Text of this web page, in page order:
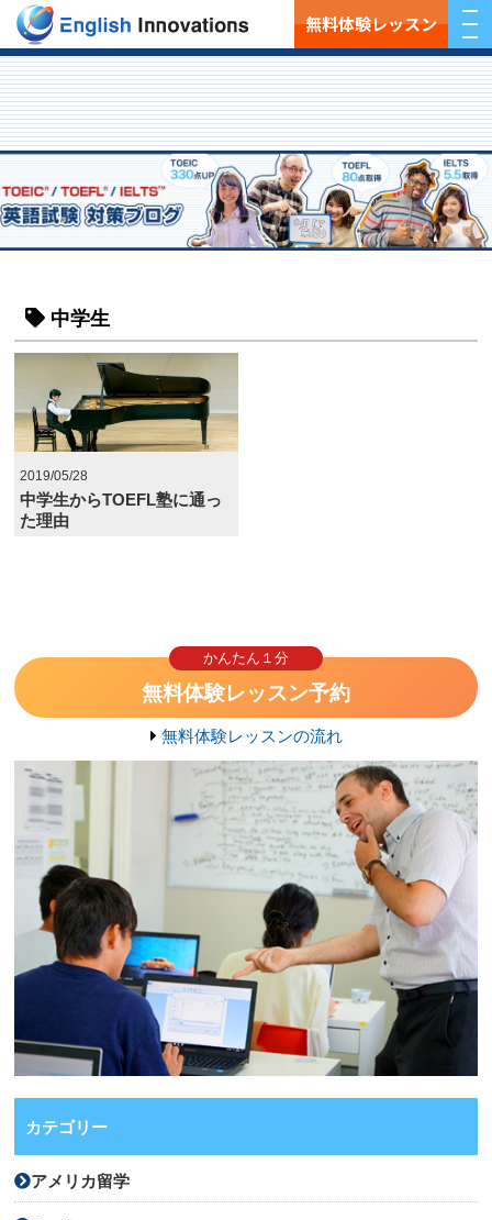
無料体験レッスン
中学生
2019/05/28
中学生からTOEFL塾に通っ
た理由
かんたん１分
無料体験レッスン予約
無料体験レッスンの流れ
カテゴリー
アメリカ留学